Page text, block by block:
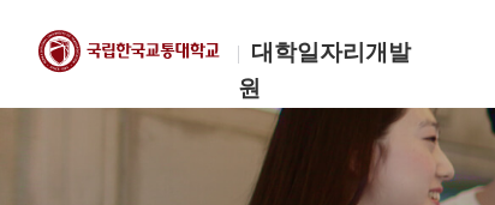
대학일자리개발
원
한국교통대학교